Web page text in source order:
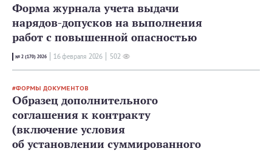
Форма журнала учета выдачи
нарядов-допусков на выполнения
работ с повышенной опасностью
№ 2 (170) 2026 16 февраля 2026 502
ФОРМЫ ДОКУМЕНТОВ
Образец дополнительного
соглашения к контракту
(включение условия
об установлении суммированного